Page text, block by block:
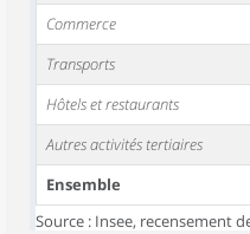
Commerce
Transports
Hôtels et restaurants
Autres activités tertiaires
Ensemble
Source : Insee, recensement